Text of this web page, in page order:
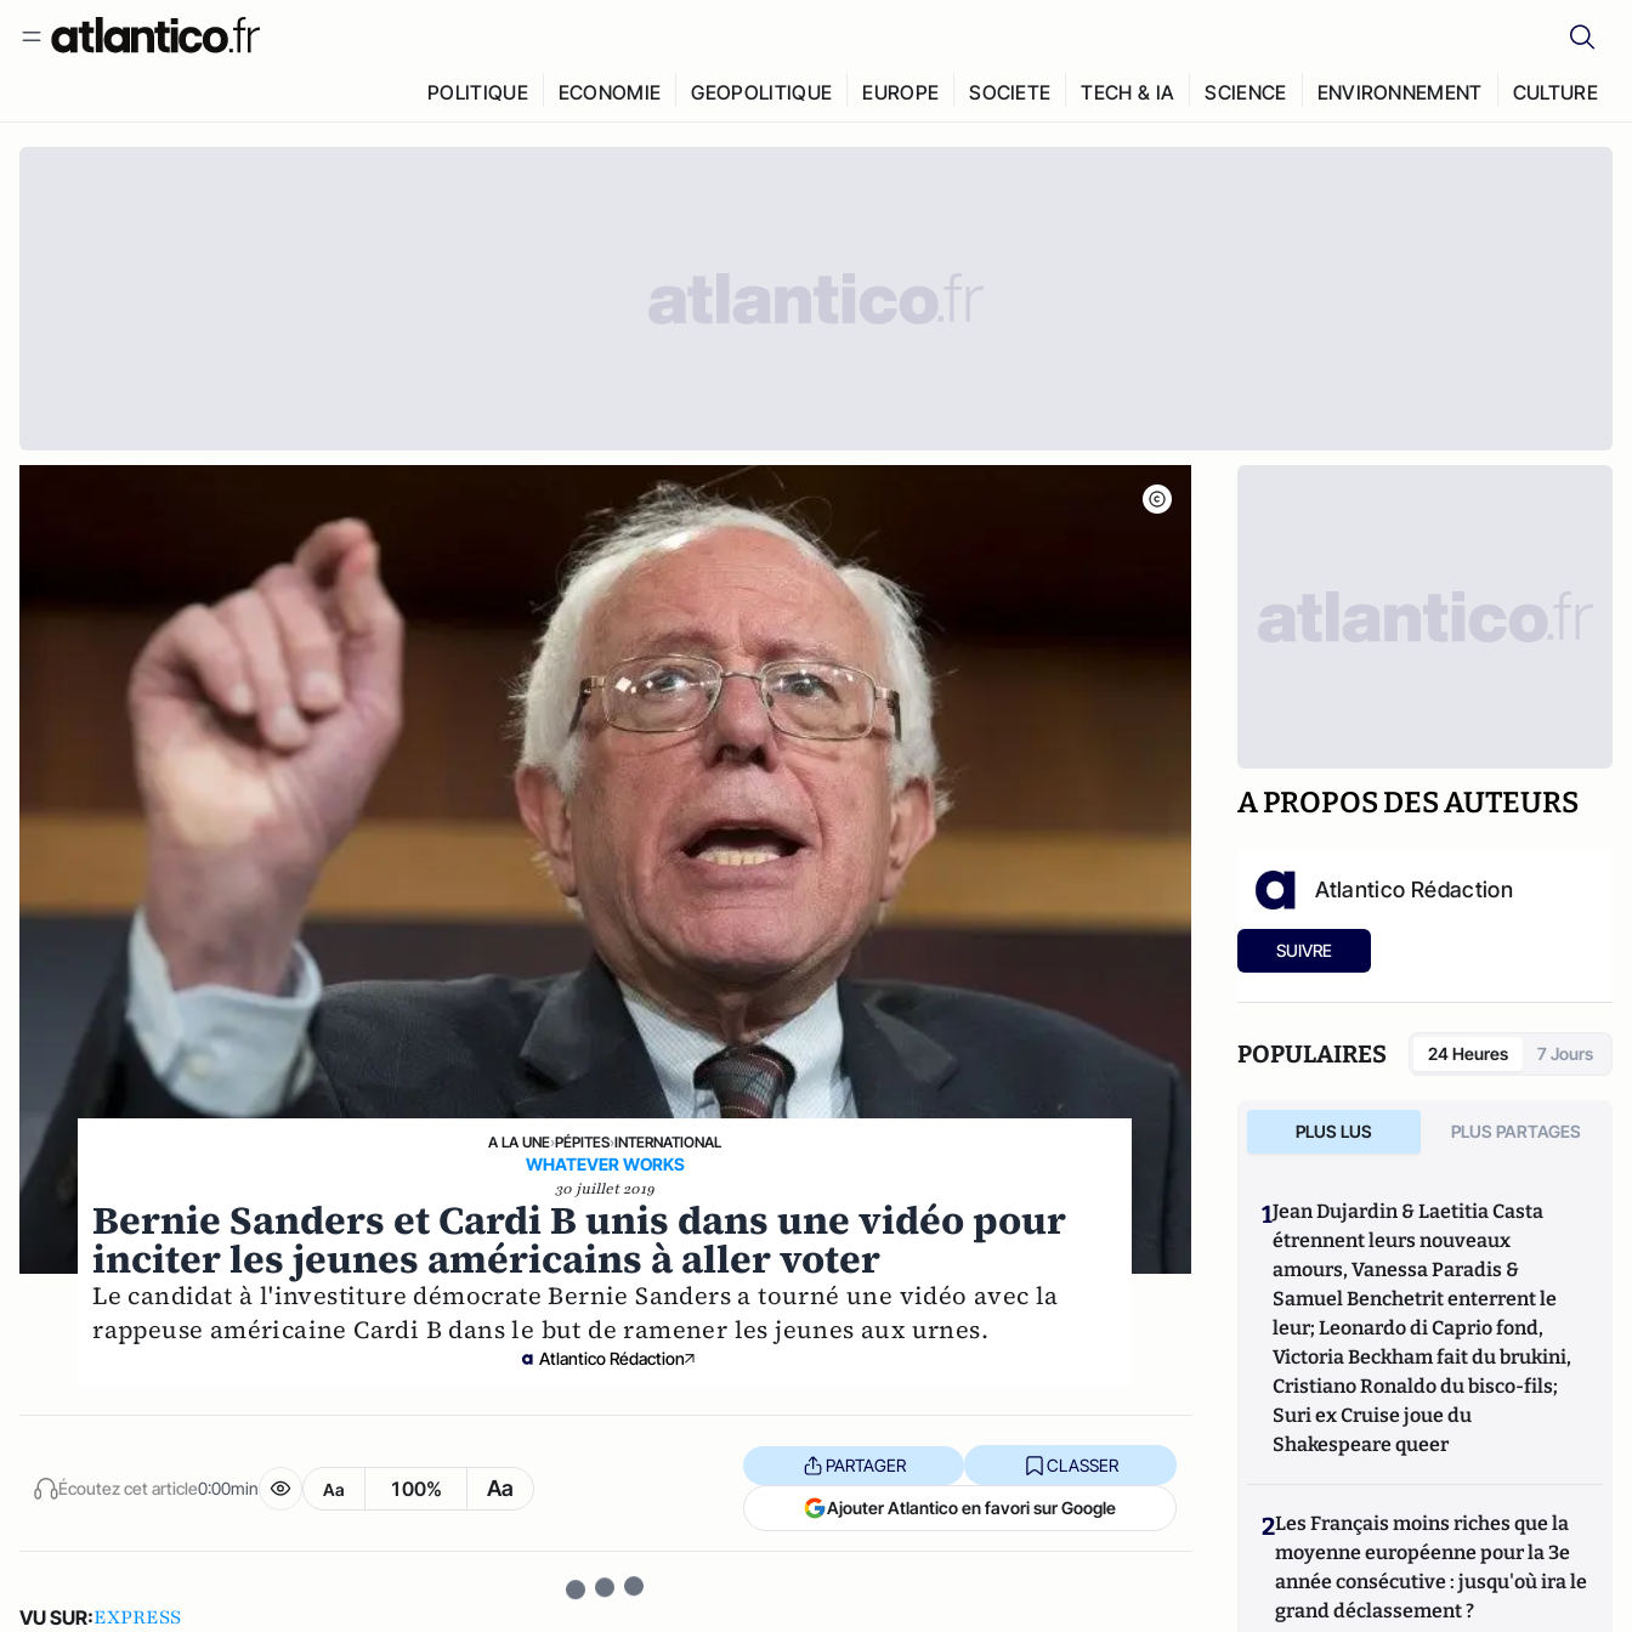
POLITIQUE ECONOMIE GEOPOLITIQUE EUROPE SOCIETE TECH & IA SCIENCE ENVIRONNEMENT CULTURE
A LA UNE›PÉPITES›INTERNATIONAL
WHATEVER WORKS
30 juillet 2019
Bernie Sanders et Cardi B unis dans une vidéo pour
inciter les jeunes américains à aller voter
Le candidat à l'investiture démocrate Bernie Sanders a tourné une vidéo avec la
rappeuse américaine Cardi B dans le but de ramener les jeunes aux urnes.
Atlantico Rédaction
Écoutez cet article0:00min Aa 100% Aa
PARTAGER CLASSER
Ajouter Atlantico en favori sur Google
VU SUR:EXPRESS
A PROPOS DES AUTEURS
Atlantico Rédaction
SUIVRE
POPULAIRES 24 Heures 7 Jours
PLUS LUS PLUS PARTAGES
1Jean Dujardin & Laetitia Casta
étrennent leurs nouveaux
amours, Vanessa Paradis &
Samuel Benchetrit enterrent le
leur; Leonardo di Caprio fond,
Victoria Beckham fait du brukini,
Cristiano Ronaldo du bisco-fils;
Suri ex Cruise joue du
Shakespeare queer
2Les Français moins riches que la
moyenne européenne pour la 3e
année consécutive : jusqu'où ira le
grand déclassement ?